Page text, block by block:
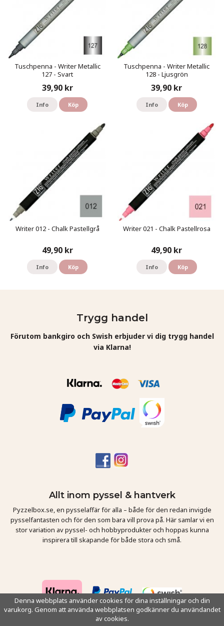
Tuschpenna - Writer Metallic
127 - Svart
39,90 kr
Info Köp
Tuschpenna - Writer Metallic
128 - Ljusgrön
39,90 kr
Info Köp
Writer 012 - Chalk Pastellgrå
49,90 kr
Info Köp
Writer 021 - Chalk Pastellrosa
49,90 kr
Info Köp
Trygg handel
Förutom bankgiro och Swish erbjuder vi dig trygg handel
via Klarna!
Allt inom pyssel & hantverk
Pyzzelbox.se, en pysselaffär för alla – både för den redan invigde
pysselfantasten och för den som bara vill prova på. Här samlar vi en
stor variation av pyssel- och hobbyprodukter och hoppas kunna
inspirera till skapande för både stora och små.
Denna webbplats använder cookies för dina inställningar och din
varukorg. Genom att använda webbplatsen godkänner du användandet
av cookies.